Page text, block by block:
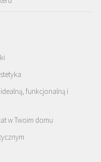
funkcjonalną i
w Twoim domu